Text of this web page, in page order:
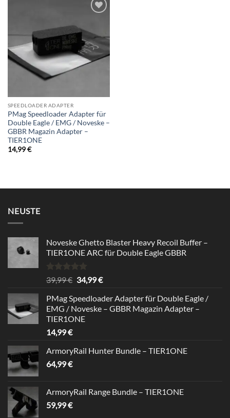
SPEEDLOADER ADAPTER
PMag Speedloader Adapter für
Double Eagle / EMG / Noveske –
GBBR Magazin Adapter –
TIER1ONE
14,99€
NEUSTE
Noveske Ghetto Blaster Heavy Recoil Buffer –
TIER1ONE ARC für Double Eagle GBBR
Rated5.00
out of 5
39,99€ Original
was:
39,99 €.
34,99€Current
is:
34,99 €.
PMag Speedloader Adapter für Double Eagle /
EMG / Noveske – GBBR Magazin Adapter –
TIER1ONE
14,99€
ArmoryRail Hunter Bundle – TIER1ONE
64,99€
ArmoryRail Range Bundle – TIER1ONE
59,99€